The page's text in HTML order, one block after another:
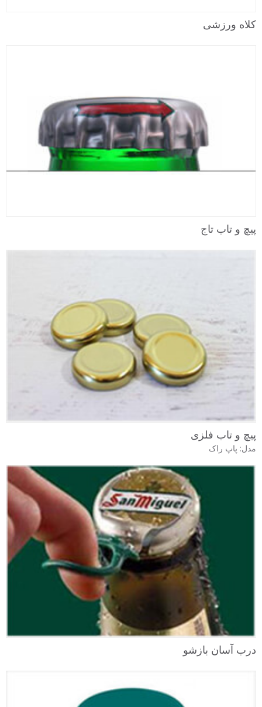
کلاه ورزشی
پیچ و تاب تاج
پیچ و تاب فلزی
مدل: پاپ راک
درب آسان بازشو